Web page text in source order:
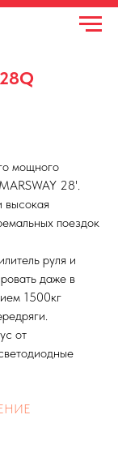
мощного
28'.
высокая
поездок
руля и
даже в
1500кг
от